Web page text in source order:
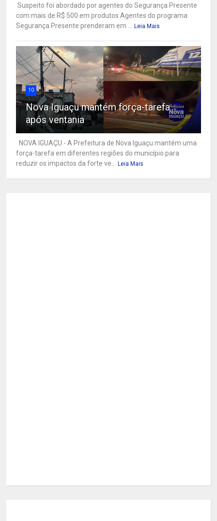
Suspeito foi abordado por agentes do Segurança Presente
com mais de R$ 500 em produtos Agentes do programa
Segurança Presente prenderam em ...
Leia Mais
10
Nova Iguaçu mantém força-tarefa
após ventania
NOVA IGUAÇU - A Prefeitura de Nova Iguaçu mantém uma
força-tarefa em diferentes regiões do município para
reduzir os impactos da forte ve...
Leia Mais